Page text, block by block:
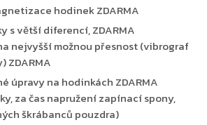
hodinek ZDARMA
s větší diferencí, ZDARMA
nejvyšší možnou přesnost (vibrograf
ZDARMA
úpravy na hodinkách ZDARMA
za čas napružení zapínací spony,
škrábanců pouzdra)